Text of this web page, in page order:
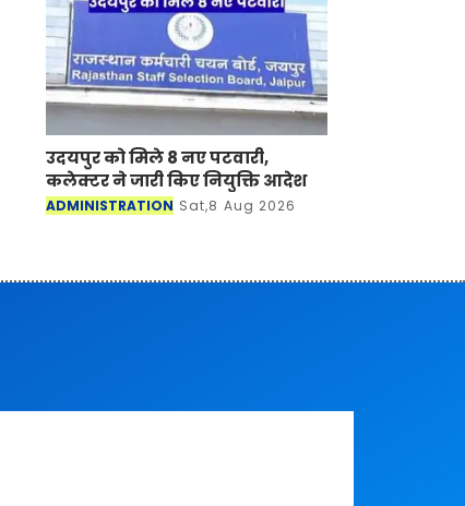
उदयपुर को मिले 8 नए पटवारी,
कलेक्टर ने जारी किए नियुक्ति आदेश
ADMINISTRATION Sat,8 Aug 2026